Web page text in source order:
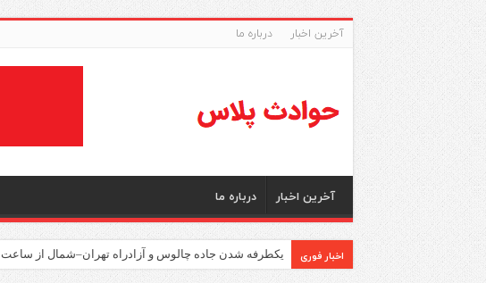
آخرین اخبار درباره ما
آخرین اخبار درباره ما
اخبار فوری یکطرفه شدن جاده چالوس و آزادراه تهران–شمال از ساعت ۱۴